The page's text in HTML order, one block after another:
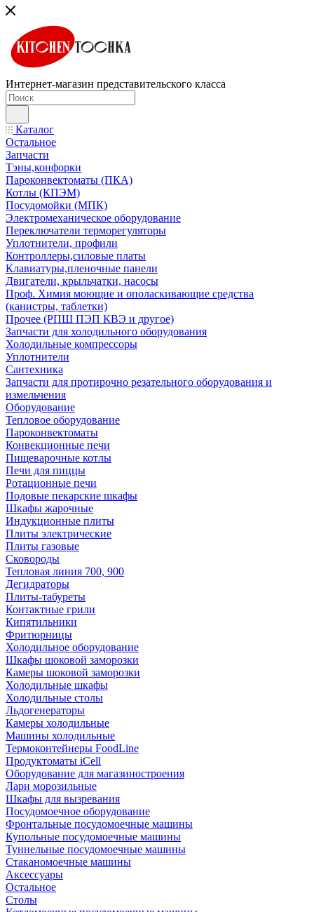
Интернет-магазин представительского класса
Каталог
Остальное
Запчасти
Тэны,конфорки
Пароконвектоматы (ПКА)
Котлы (КПЭМ)
Посудомойки (МПК)
Электромеханическое оборудование
Переключатели терморегуляторы
Уплотнители, профили
Контроллеры,силовые платы
Клавиатуры,пленочные панели
Двигатели, крыльчатки, насосы
Проф. Химия моющие и ополаскивающие средства
(канистры, таблетки)
Прочее (РПШ ПЭП КВЭ и другое)
Запчасти для холодильного оборудования
Холодильные компрессоры
Уплотнители
Сантехника
Запчасти для протирочно резательного оборудования и
измельчения
Оборудование
Тепловое оборудование
Пароконвектоматы
Конвекционные печи
Пищеварочные котлы
Печи для пиццы
Ротационные печи
Подовые пекарские шкафы
Шкафы жарочные
Индукционные плиты
Плиты электрические
Плиты газовые
Сковороды
Тепловая линия 700, 900
Дегидраторы
Плиты-табуреты
Контактные грили
Кипятильники
Фритюрницы
Холодильное оборудование
Шкафы шоковой заморозки
Камеры шоковой заморозки
Холодильные шкафы
Холодильные столы
Льдогенераторы
Камеры холодильные
Машины холодильные
Термоконтейнеры FoodLine
Продуктоматы iCell
Оборудование для магазиностроения
Лари морозильные
Шкафы для вызревания
Посудомоечное оборудование
Фронтальные посудомоечные машины
Купольные посудомоечные машины
Туннельные посудомоечные машины
Стаканомоечные машины
Аксессуары
Остальное
Столы